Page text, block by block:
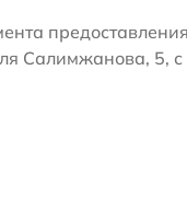
Салимжанова, 5,